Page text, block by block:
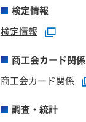
検定情報
検定情報
商工会カード関係
商工会カード関係
調査・統計